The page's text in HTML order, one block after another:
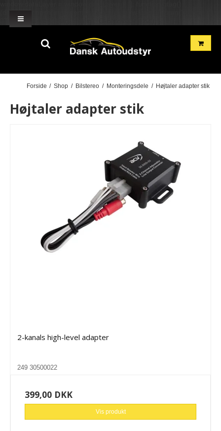
{dataLayer.push(arguments);} gtag('js', new Date()); gtag('config', 'G-
2TH7GD1GME'); gtag('config', 'G-BN2R00GF22'); }
Forside / Shop / Bilstereo / Monteringsdele / Højtaler adapter stik
Højtaler adapter stik
2-kanals high-level adapter
249 30500022
399,00 DKK
Vis produkt